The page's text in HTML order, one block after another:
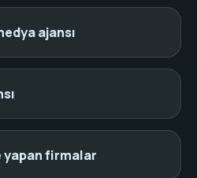
ajansı
yapan firmalar